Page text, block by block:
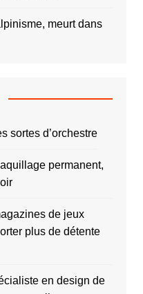
meurt dans
sortes d’orchestre
permanent,
de jeux
plus de détente
en design de